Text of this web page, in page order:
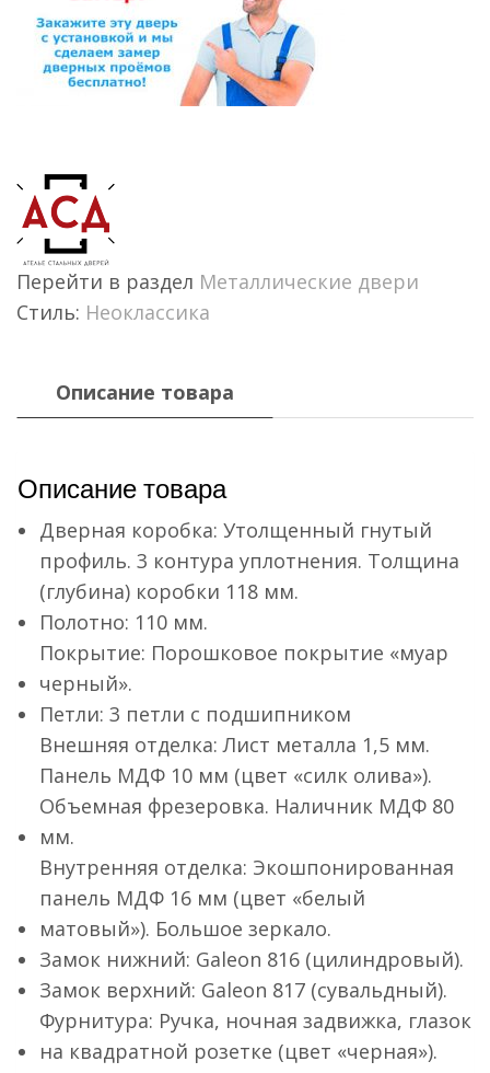
Перейти в раздел Металлические двери
Стиль: Неоклассика
Описание товара
Описание товара
Дверная коробка: Утолщенный гнутый
профиль. 3 контура уплотнения. Толщина
(глубина) коробки 118 мм.
Полотно: 110 мм.
Покрытие: Порошковое покрытие «муар
черный».
Петли: 3 петли с подшипником
Внешняя отделка: Лист металла 1,5 мм.
Панель МДФ 10 мм (цвет «силк олива»).
Объемная фрезеровка. Наличник МДФ 80
мм.
Внутренняя отделка: Экошпонированная
панель МДФ 16 мм (цвет «белый
матовый»). Большое зеркало.
Замок нижний: Galeon 816 (цилиндровый).
Замок верхний: Galeon 817 (сувальдный).
Фурнитура: Ручка, ночная задвижка, глазок
на квадратной розетке (цвет «черная»).